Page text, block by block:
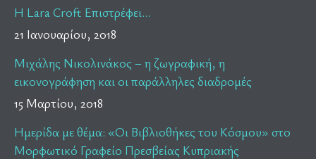
H Lara Croft Επιστρέφει…
21 Ιανουαρίου, 2018
Μιχάλης Νικολινάκος – η ζωγραφική, η
εικονογράφηση και οι παράλληλες διαδρομές
15 Μαρτίου, 2018
Ημερίδα με θέμα: «Οι Βιβλιοθήκες του Κόσμου» στο
Μορφωτικό Γραφείο Πρεσβείας Κυπριακής